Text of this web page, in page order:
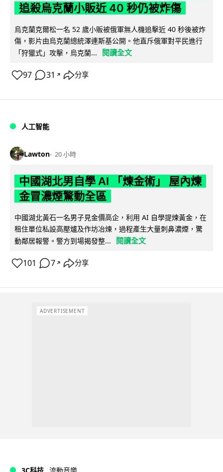
追殺烏克蘭小販近 40 秒仍被炸傷
烏克蘭克爾松一名 52 歲小販被俄軍無人機追擊近 40 秒後被炸
傷，影片由烏克蘭總統澤連斯基公開。他直斥俄軍對平民進行
「狩獵式」攻擊，烏克蘭...
閱讀全文
97 31 ↗ 分享
人工智能
Lawton 20 小時
中國湖北男自學 AI 「煉金術」 屋內煉
金冒濃煙驚動全區
中國湖北黃石一名男子見金價高企，利用 AI 自學提煉黃金，在
租住單位私設高壓爐及作坊冶煉，過程產生大量刺鼻濃煙，驚
動鄰居報警。警方到場揭發整...
閱讀全文
101 7 ↗ 分享
ADVERTISEMENT